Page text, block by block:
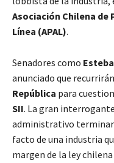
Asociación Chilena de
Línea (APAL).
Senadores como
anunciado que
República para
SII. La gran
administrativo
facto de una industria
margen de la ley